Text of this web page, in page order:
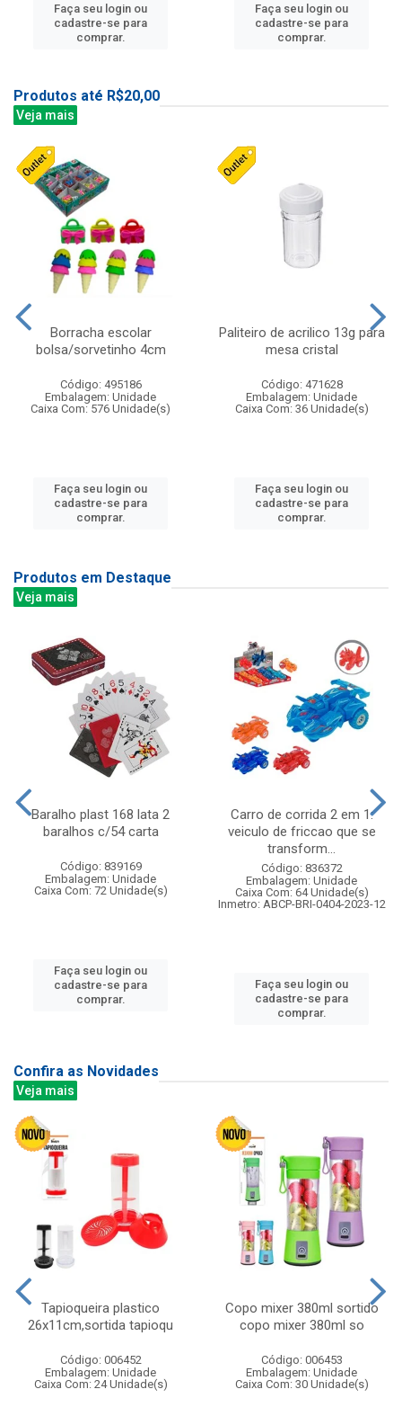
Faça seu login ou
cadastre-se para
comprar.
Faça seu login ou
cadastre-se para
comprar.
Produtos até R$20,00
Veja mais
Borracha escolar
bolsa/sorvetinho 4cm
Código: 495186
Embalagem: Unidade
Caixa Com: 576 Unidade(s)
Faça seu login ou
cadastre-se para
comprar.
Paliteiro de acrilico 13g para
mesa cristal
Código: 471628
Embalagem: Unidade
Caixa Com: 36 Unidade(s)
Faça seu login ou
cadastre-se para
comprar.
Produtos em Destaque
Veja mais
Baralho plast 168 lata 2
baralhos c/54 carta
Código: 839169
Embalagem: Unidade
Caixa Com: 72 Unidade(s)
Faça seu login ou
cadastre-se para
comprar.
Carro de corrida 2 em 1:
veiculo de friccao que se
transform...
Código: 836372
Embalagem: Unidade
Caixa Com: 64 Unidade(s)
Inmetro: ABCP-BRI-0404-2023-12
Faça seu login ou
cadastre-se para
comprar.
Confira as Novidades
Veja mais
Tapioqueira plastico
26x11cm,sortida tapioqu
Código: 006452
Embalagem: Unidade
Caixa Com: 24 Unidade(s)
Copo mixer 380ml sortido
copo mixer 380ml so
Código: 006453
Embalagem: Unidade
Caixa Com: 30 Unidade(s)